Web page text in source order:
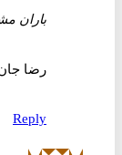
باران
رضا جان
Reply